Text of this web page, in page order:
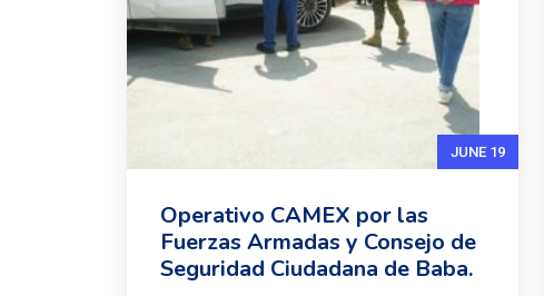
JUNE 19
Operativo CAMEX por las
Fuerzas Armadas y Consejo de
Seguridad Ciudadana de Baba.